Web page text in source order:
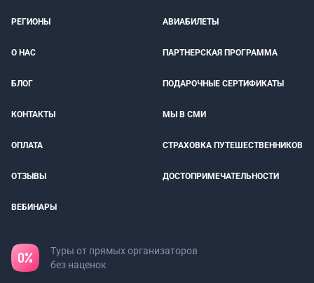
РЕГИОНЫ АВИАБИЛЕТЫ
О НАС ПАРТНЕРСКАЯ ПРОГРАММА
БЛОГ ПОДАРОЧНЫЕ СЕРТИФИКАТЫ
КОНТАКТЫ МЫ В СМИ
ОПЛАТА СТРАХОВКА ПУТЕШЕСТВЕННИКОВ
ОТЗЫВЫ ДОСТОПРИМЕЧАТЕЛЬНОСТИ
ВЕБИНАРЫ
Туры от прямых организаторов
без наценок